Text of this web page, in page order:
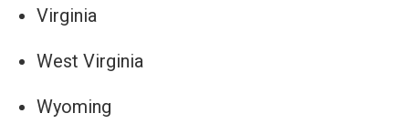
Virginia
West Virginia
Wyoming